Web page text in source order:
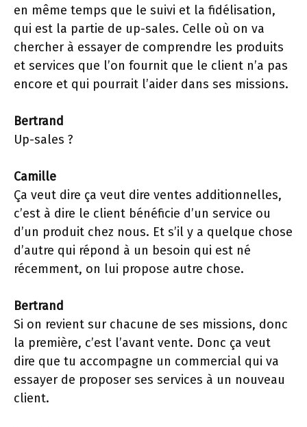
en même temps que le suivi et la fidélisation,
qui est la partie de up-sales. Celle où on va
chercher à essayer de comprendre les produits
et services que l’on fournit que le client n’a pas
encore et qui pourrait l’aider dans ses missions.
Bertrand
Up-sales ?
Camille
Ça veut dire ça veut dire ventes additionnelles,
c’est à dire le client bénéficie d’un service ou
d’un produit chez nous. Et s’il y a quelque chose
d’autre qui répond à un besoin qui est né
récemment, on lui propose autre chose.
Bertrand
Si on revient sur chacune de ses missions, donc
la première, c’est l’avant vente. Donc ça veut
dire que tu accompagne un commercial qui va
essayer de proposer ses services à un nouveau
client.